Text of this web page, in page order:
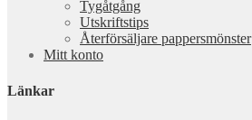
Tygåtgång
Utskriftstips
Återförsäljare pappersmönster
Mitt konto
Länkar